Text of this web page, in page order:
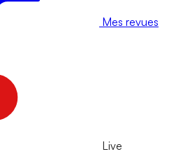
Mes revues
Live